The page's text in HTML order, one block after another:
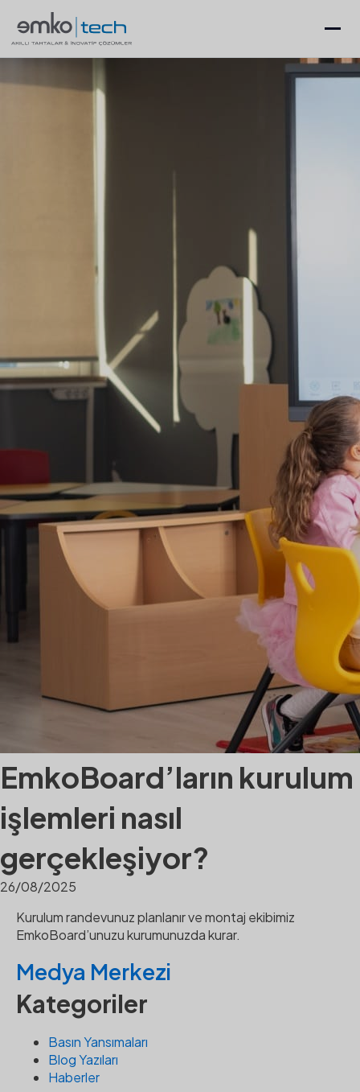
EmkoBoard’ların kurulum
işlemleri nasıl
gerçekleşiyor?
26/08/2025
Kurulum randevunuz planlanır ve montaj ekibimiz
EmkoBoard’unuzu kurumunuzda kurar.
Medya Merkezi
Kategoriler
Basın Yansımaları
Blog Yazıları
Haberler